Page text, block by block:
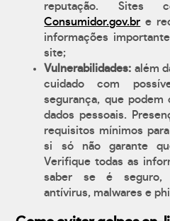
reputação. Sites
Consumidor.gov.br e
informações
site;
Vulnerabilidades: além
cuidado com
segurança, que
dados pessoais.
requisitos mínimos
si só não garante
Verifique todas as
saber se é seguro,
antívirus, malwares e